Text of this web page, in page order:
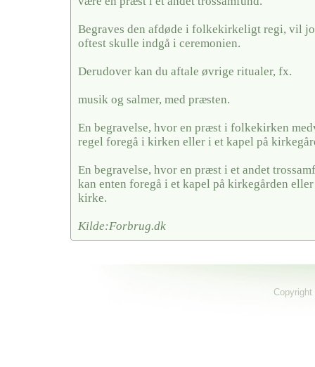
Begraves den afdøde i folkekirkeligt regi, vil
oftest skulle indgå i ceremonien.
Derudover kan du aftale øvrige ritualer, fx.
musik og salmer, med præsten.
En begravelse, hvor en præst i folkekirken
regel foregå i kirken eller i et kapel på
En begravelse, hvor en præst i et andet
kan enten foregå i et kapel på kirkegården
kirke.
Kilde:Forbrug.dk